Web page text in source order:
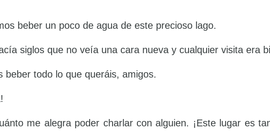
beber un poco de agua de este precioso lago.
siglos que no veía una cara nueva y cualquier visita era
beber todo lo que queráis, amigos.
me alegra poder charlar con alguien. ¡Este lugar es